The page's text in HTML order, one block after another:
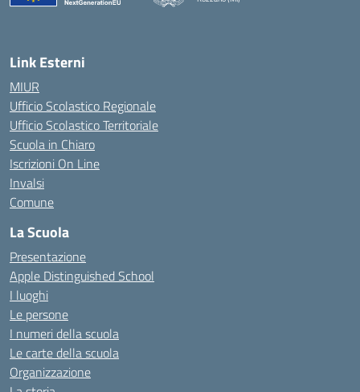
Link Esterni
MIUR
Ufficio Scolastico Regionale
Ufficio Scolastico Territoriale
Scuola in Chiaro
Iscrizioni On Line
Invalsi
Comune
La Scuola
Presentazione
Apple Distinguished School
I luoghi
Le persone
I numeri della scuola
Le carte della scuola
Organizzazione